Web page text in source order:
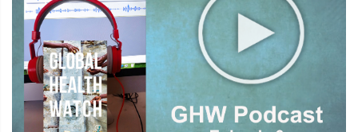
الحلقة
3:
أوجه
عدم